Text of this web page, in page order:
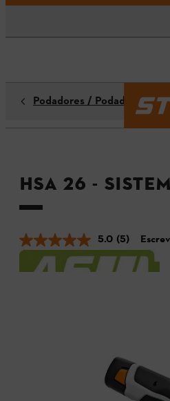
Podadores / Podadores
HSA 26 -
5.0 (5)